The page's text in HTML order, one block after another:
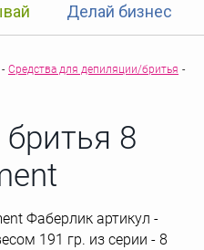
Делай бизнес
- Средства для депиляции/бритья -
8
Фаберлик артикул -
191 гр. из серии - 8